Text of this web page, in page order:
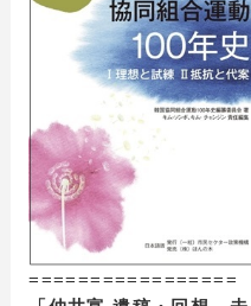
=================